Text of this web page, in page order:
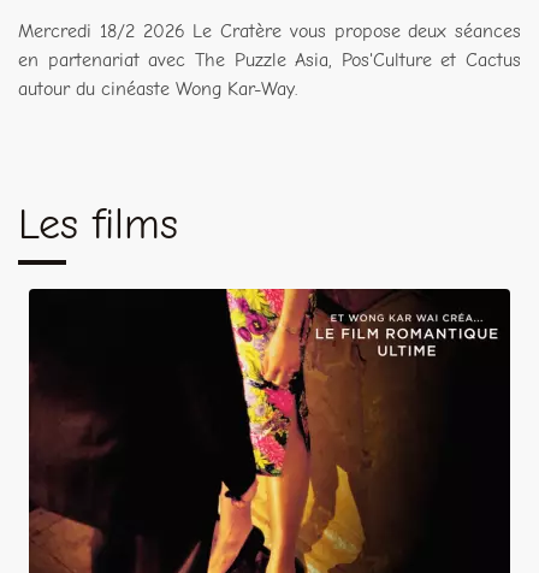
Mercredi 18/2 2026 Le Cratère vous propose deux séances
en partenariat avec The Puzzle Asia, Pos'Culture et Cactus
autour du cinéaste Wong Kar-Way.
Les films